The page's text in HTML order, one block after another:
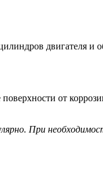
двигателя и
от
При